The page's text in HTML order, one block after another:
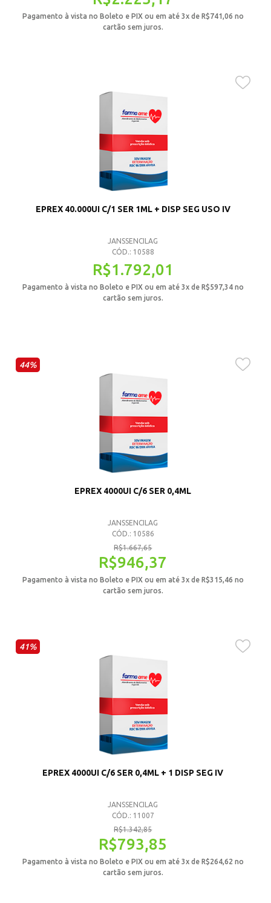
Pagamento à vista no Boleto e PIX ou em até 3x de R$741,06 no
cartão sem juros.
EPREX 40.000UI C/1 SER 1ML + DISP SEG USO IV
JANSSENCILAG
CÓD.: 10588
R$1.792,01
Pagamento à vista no Boleto e PIX ou em até 3x de R$597,34no
cartão sem juros.
44%
EPREX 4000UI C/6 SER 0,4ML
JANSSENCILAG
CÓD.: 10586
R$1.667,65
R$946,37
Pagamento à vista no Boleto e PIX ou em até 3x de R$315,46 no
cartão sem juros.
41%
EPREX 4000UI C/6 SER 0,4ML + 1 DISP SEG IV
JANSSENCILAG
CÓD.: 11007
R$1.342,85
R$793,85
Pagamento à vista no Boleto e PIX ou em até 3x de R$264,62 no
cartão sem juros.